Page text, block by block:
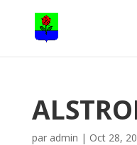
par admin | Oct 28,